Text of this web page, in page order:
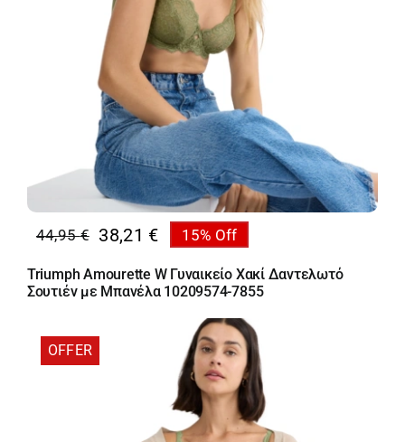
44,95€
Original
price
was:
38,21 €
Η
τρέχουσα
τιμή
38,21 €.
15% Off
Triumph Amourette W Γυναικείο Χακί Δαντελωτό
Σουτιέν με Μπανέλα 10209574-7855
OFFER